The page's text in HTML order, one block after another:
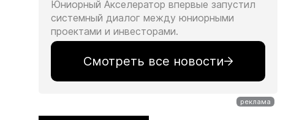
Юниорный Акселератор впервые запустил
системный диалог между юниорными
проектами и инвесторами.
Смотреть все новости